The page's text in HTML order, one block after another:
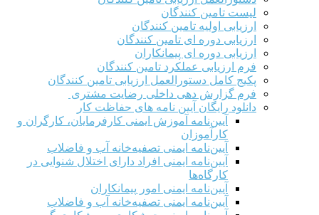
لیست تامین کنندگان
ارزیابی اولیه تامین کنندگان
ارزیابی دوره ای تامین کنندگان
ارزیابی دوره ای پیمانکاران
فرم ارزيابی عملکرد تامین کنندگان
پکیج کامل دستورالعمل ارزیابی تامین کنندگان
فرم گزارش دهی داخلی رضایت مشتری
دانلود رایگان آیین نامه های حفاظت کار
آیین‌نامه آموزش ایمنی کارفرمایان، کارگران و
کارآموزان
آیین‌نامه ایمنی تصفیه‌خانه آب و فاضلاب
آیین‌نامه ایمنی افراد دارای اختلال شنوایی در
کارگاه‌ها
آیین‌نامه ایمنی امور پیمانکاران
آیین‌نامه ایمنی تصفیه‌خانه آب و فاضلاب